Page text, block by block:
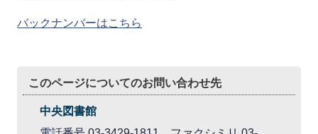
バックナンバーはこちら
このページについてのお問い合わせ先
中央図書館